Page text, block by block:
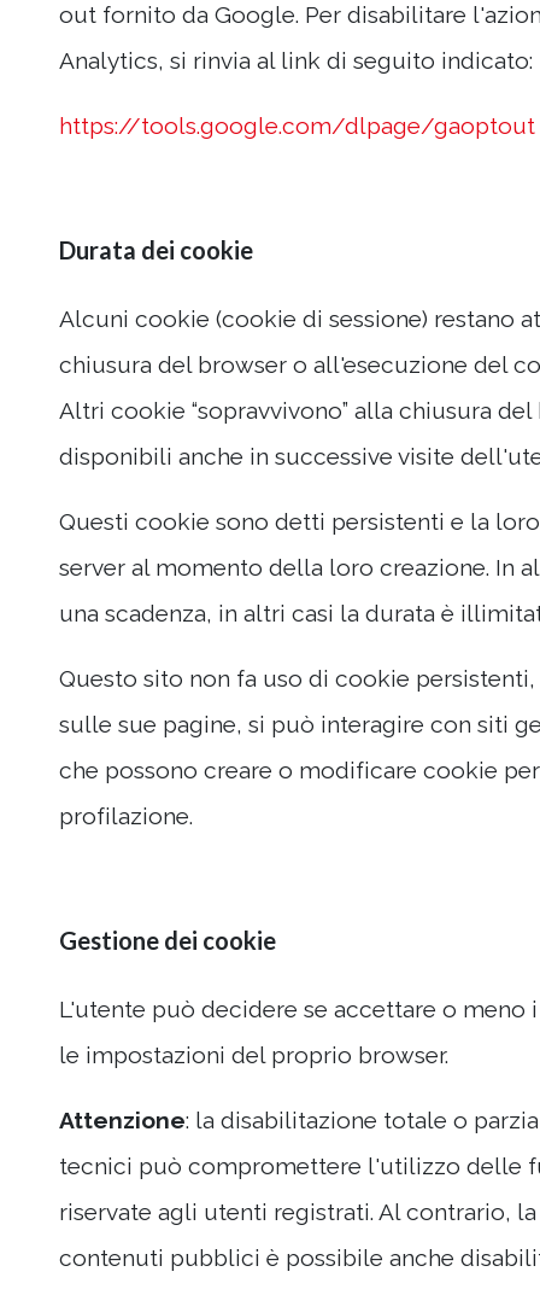
out fornito da Google. Per disabilitare
Analytics, si rinvia al link di seguito indicato:
https://tools.google.com/dlpage/gaoptout
Durata dei cookie
Alcuni cookie (cookie di sessione) restano
chiusura del browser o all'esecuzione del
Altri cookie “sopravvivono” alla chiusura
disponibili anche in successive visite
Questi cookie sono detti persistenti e la
server al momento della loro creazione. In
una scadenza, in altri casi la durata è
Questo sito non fa uso di cookie
sulle sue pagine, si può interagire con siti
che possono creare o modificare cookie
profilazione.
Gestione dei cookie
L'utente può decidere se accettare o meno
le impostazioni del proprio browser.
Attenzione: la disabilitazione totale o
tecnici può compromettere l'utilizzo delle
riservate agli utenti registrati. Al contrario,
contenuti pubblici è possibile anche